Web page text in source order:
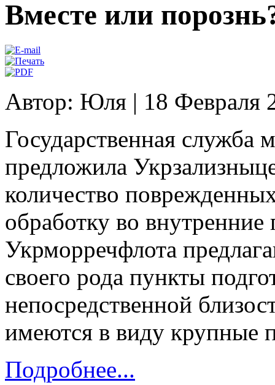
Вместе или
Автор: Юля | 18 Февраля
Государственная служба
предложила
количество
обработку во
Укрморречфлота
своего рода пункты
непосредственной
имеются в виду крупные
Подробнее...